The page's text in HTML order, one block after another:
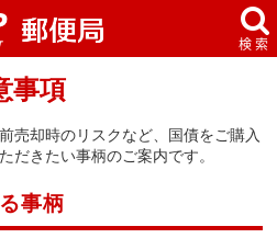
事項
売却時のリスクなど、国債をご購入
だきたい事柄のご案内です。
事柄